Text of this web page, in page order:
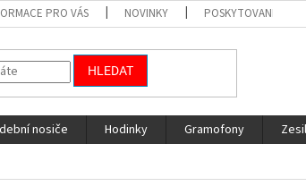
PRO VÁS NOVINKY POSKYTOVANÉ
HLEDAT
nosiče Hodinky Gramofony